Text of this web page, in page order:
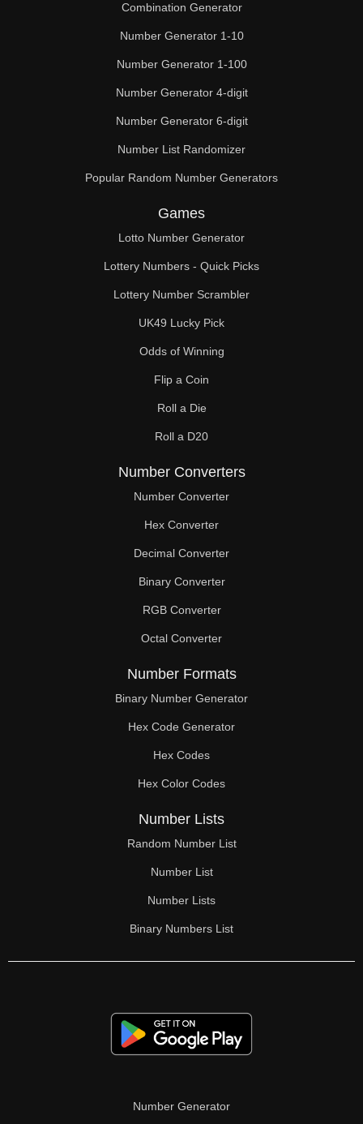
Combination Generator
Number Generator 1-10
Number Generator 1-100
Number Generator 4-digit
Number Generator 6-digit
Number List Randomizer
Popular Random Number Generators
Games
Lotto Number Generator
Lottery Numbers - Quick Picks
Lottery Number Scrambler
UK49 Lucky Pick
Odds of Winning
Flip a Coin
Roll a Die
Roll a D20
Number Converters
Number Converter
Hex Converter
Decimal Converter
Binary Converter
RGB Converter
Octal Converter
Number Formats
Binary Number Generator
Hex Code Generator
Hex Codes
Hex Color Codes
Number Lists
Random Number List
Number List
Number Lists
Binary Numbers List
Number Generator